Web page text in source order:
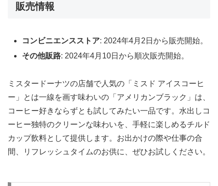
販売情報
コンビニエンスストア: 2024年4月2日から販売開始。
その他販路: 2024年4月10日から順次販売開始。
ミスタードーナツの店舗で人気の「ミスド アイスコーヒ
ー」とは一線を画す味わいの「アメリカンブラック」は、
コーヒー好きならずとも試してみたい一品です。水出しコ
ーヒー独特のクリーンな味わいを、手軽に楽しめるチルド
カップ飲料として提供します。お出かけの際や仕事の合
間、リフレッシュタイムのお供に、ぜひお試しください。